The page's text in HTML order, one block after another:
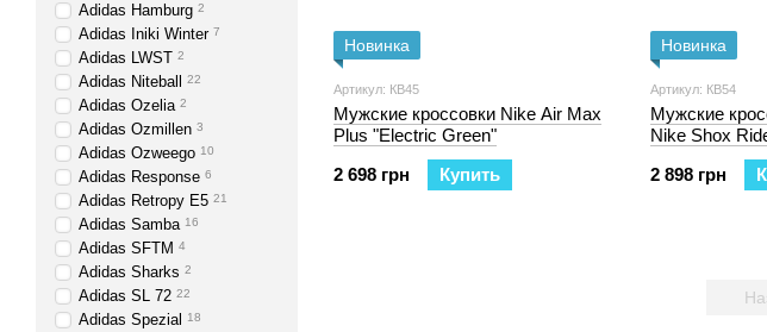
Новинка
Артикул: КB45
Мужские кроссовки Nike Air Max
Plus "Electric Green"
2 698 грн
Купить
Новинка
Артикул: КB54
Мужские
Nike Shox
"Black/
2 898 грн
Adidas Hamburg 2
Adidas Iniki Winter 7
Adidas LWST 2
Adidas Niteball 22
Adidas Ozelia 2
Adidas Ozmillen 3
Adidas Ozweego 10
Adidas Response 6
Adidas Retropy E5 21
Adidas Samba 16
Adidas SFTM 4
Adidas Sharks 2
Adidas SL 72 22
Adidas Spezial 18